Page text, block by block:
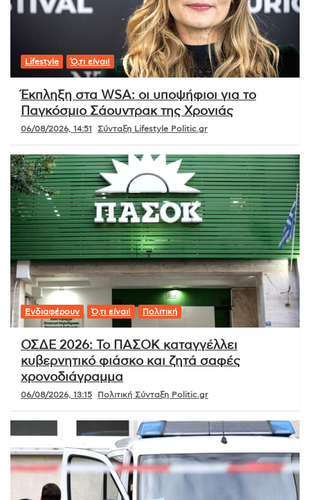
Lifestyle Ό,τι είναι!
Έκπληξη στα WSA: οι υποψήφιοι για το
Παγκόσμιο Σάουντρακ της Χρονιάς
06/08/2026, 14:51 Σύνταξη Lifestyle Politic.gr
Ενδιαφέρουν Ό,τι είναι! Πολιτική
ΟΣΔΕ 2026: Το ΠΑΣΟΚ καταγγέλλει
κυβερνητικό φιάσκο και ζητά σαφές
χρονοδιάγραμμα
06/08/2026, 13:15 Πολιτική Σύνταξη Politic.gr